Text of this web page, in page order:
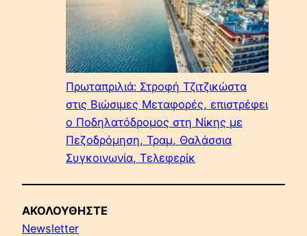
Πρωταπριλιά: Στροφή Τζιτζικώστα
στις Βιώσιμες Μεταφορές, επιστρέφει
ο Ποδηλατόδρομος στη Νίκης με
Πεζοδρόμηση, Τραμ, Θαλάσσια
Συγκοινωνία, Τελεφερίκ
ΑΚΟΛΟΥΘΗΣΤΕ
Newsletter